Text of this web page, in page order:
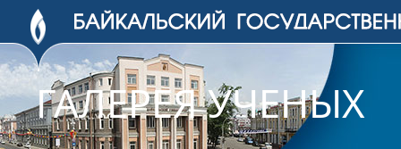
ГАЛЕРЕЯ УЧЕНЫХ